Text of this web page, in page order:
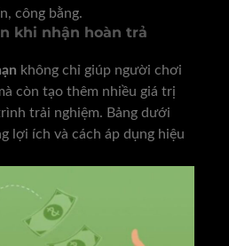
công bằng.
khi nhận hoàn trả
không chỉ giúp người chơi
còn tạo thêm nhiều giá trị
trải nghiệm. Bảng dưới
lợi ích và cách áp dụng hiệu